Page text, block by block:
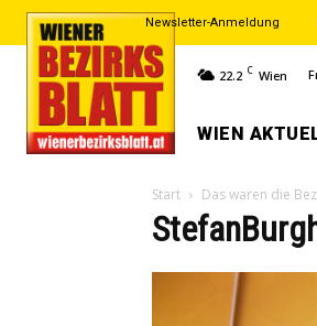
Newsletter-Anmeldung
22.2 C Wien
WIEN
Start Das waren die